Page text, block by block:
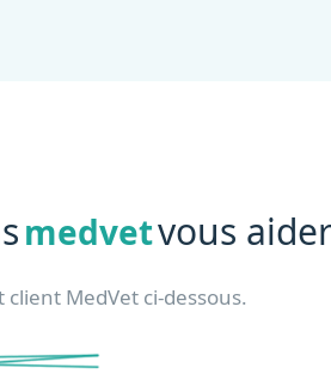
medvetvous
MedVet ci-dessous.